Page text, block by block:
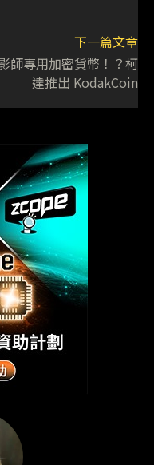
下一篇文章
師專用加密貨幣！？柯
達推出 KodakCoin